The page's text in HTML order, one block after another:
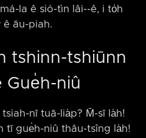
la ê sió-tìn lâi-⁠-ê, i to̍h
ê āu-piah.
tshinn-tshiūnn
Gue̍h-niû
nī tuā-lia̍p? M̄-sī la̍h!
tī gue̍h-niû thâu-tsîng la̍h!